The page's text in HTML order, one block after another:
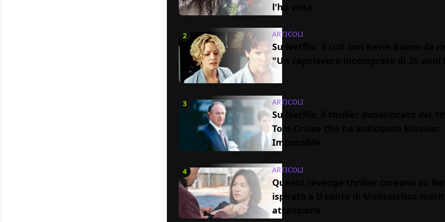
l'ha vista
2 ARTICOLI
Su Netflix, il cult con Kevin Bacon da
"Un capolavoro incompreso di 26 anni
3 ARTICOLI
Su Netflix, il thriller dimenticato del
Tom Cruise che ha anticipato Mission:
Impossible
4 ARTICOLI
Questo revenge thriller coreano su
ispirato a Il conte di Montecristo
attenzione